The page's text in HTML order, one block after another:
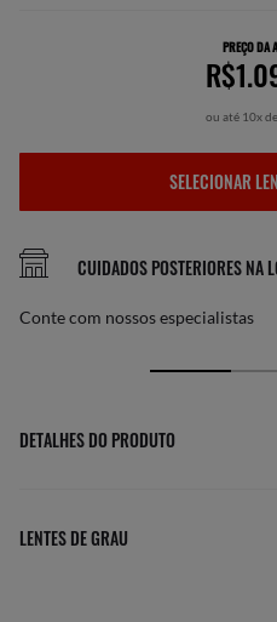
PREÇO DA
ou até 10x
SELECIONAR
CUIDADOS POSTERIORES NA
Conte com nossos especialistas
DETALHES DO PRODUTO
LENTES DE GRAU